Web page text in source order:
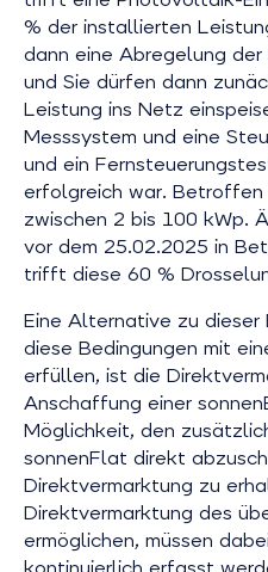
% der installierten
dann eine Abregelung
und Sie dürfen dann
Leistung ins Netz
Messsystem und eine
und ein
erfolgreich war. Betroffen
zwischen 2 bis 100 kWp.
vor dem 25.02.2025 in
trifft diese 60 %
Eine Alternative zu dieser
diese Bedingungen mit
erfüllen, ist die
Anschaffung einer
Möglichkeit, den
sonnenFlat direkt
Direktvermarktung zu
Direktvermarktung des
ermöglichen, müssen